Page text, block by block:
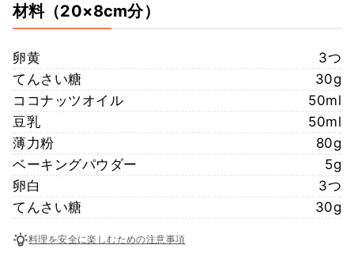
材料（20×8cm分）
卵黄
3つ
てんさい糖
30g
ココナッツオイル
50ml
豆乳
50ml
薄力粉
80g
ベーキングパウダー
5g
卵白
3つ
てんさい糖
30g
料理を安全に楽しむための注意事項